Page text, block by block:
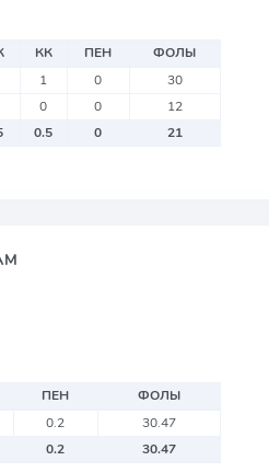
КК ПЕН
ФОЛЫ
1 0
30
0 0
12
0.5 0 21
ПЕН
ФОЛЫ
0.2
30.47
0.2 30.47